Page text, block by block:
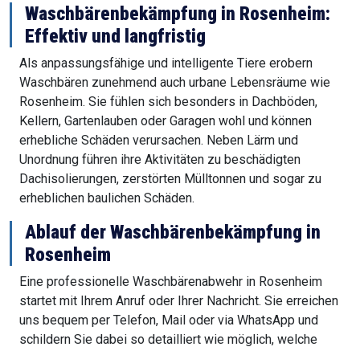
Waschbärenbekämpfung in Rosenheim:
Effektiv und langfristig
Als anpassungsfähige und intelligente Tiere erobern
Waschbären zunehmend auch urbane Lebensräume wie
Rosenheim. Sie fühlen sich besonders in Dachböden,
Kellern, Gartenlauben oder Garagen wohl und können
erhebliche Schäden verursachen. Neben Lärm und
Unordnung führen ihre Aktivitäten zu beschädigten
Dachisolierungen, zerstörten Mülltonnen und sogar zu
erheblichen baulichen Schäden.
Ablauf der Waschbärenbekämpfung in
Rosenheim
Eine professionelle Waschbärenabwehr in Rosenheim
startet mit Ihrem Anruf oder Ihrer Nachricht. Sie erreichen
uns bequem per Telefon, Mail oder via WhatsApp und
schildern Sie dabei so detailliert wie möglich, welche